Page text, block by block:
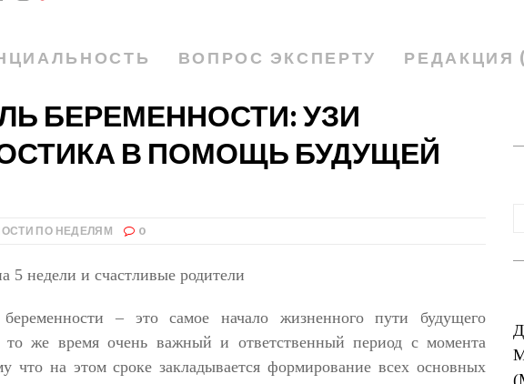
ВОПРОС ЭКСПЕРТУ РЕДАКЦИЯ
БЕРЕМЕННОСТИ: УЗИ
В ПОМОЩЬ БУДУЩЕЙ
ПО НЕДЕЛЯМ 0
– это самое начало жизненного пути будущего
же время очень важный и ответственный период с момента
что на этом сроке закладывается формирование всех основных